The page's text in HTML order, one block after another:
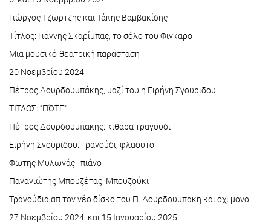
Γιώργος Τζωρτζης και Τάκης Βαμβακίδης
Τίτλος: Γιάννης Σκαρίμπας, το σόλο του Φιγκαρο
Μια μουσικό-θεατρική παράσταση
20 Νοεμβρίου 2024
Πέτρος Δουρδουμπάκης, μαζί του η Ειρήνη Σγουριδου
ΤΙΤΛΟΣ: "ΠΌΤΕ"
Πέτρος Δουρδουμπακης: κιθάρα τραγουδι
Ειρήνη Σγουριδου: τραγούδι, φλαουτο
Φωτης Μυλωνάς: πιάνο
Παναγιώτης Μπουζέτας: Μπουζούκι
Τραγούδια απ τον νέο δίσκο του Π. Δουρδουμπακη και όχι μόνο
27 Νοεμβρίου 2024 και 15 Ιανουαρίου 2025